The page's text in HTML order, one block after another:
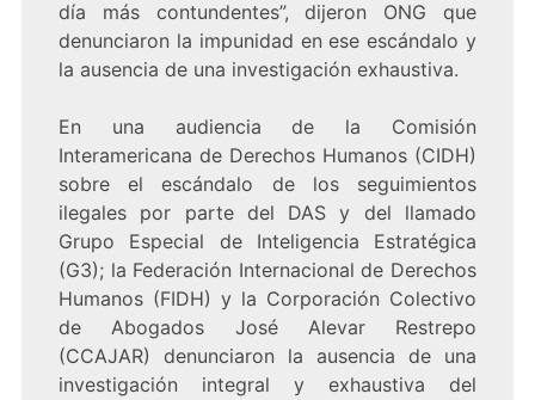
día más contundentes”, dijeron ONG que
denunciaron la impunidad en ese escándalo y
la ausencia de una investigación exhaustiva.
En una audiencia de la Comisión
Interamericana de Derechos Humanos (CIDH)
sobre el escándalo de los seguimientos
ilegales por parte del DAS y del llamado
Grupo Especial de Inteligencia Estratégica
(G3); la Federación Internacional de Derechos
Humanos (FIDH) y la Corporación Colectivo
de Abogados José Alevar Restrepo
(CCAJAR) denunciaron la ausencia de una
investigación integral y exhaustiva del